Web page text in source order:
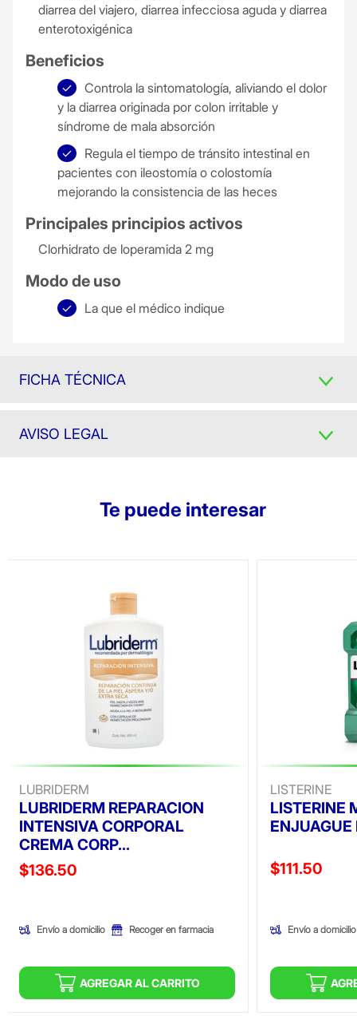
diarrea del viajero, diarrea infecciosa aguda y diarrea
enterotoxigénica
Beneficios
Controla la sintomatología, aliviando el dolor
y la diarrea originada por colon irritable y
síndrome de mala absorción
Regula el tiempo de tránsito intestinal en
pacientes con ileostomía o colostomía
mejorando la consistencia de las heces
Principales principios activos
Clorhidrato de loperamida 2 mg
Modo de uso
La que el médico indique
FICHA TÉCNICA
AVISO LEGAL
Te puede interesar
LUBRIDERM
LUBRIDERM REPARACION
INTENSIVA CORPORAL
CREMA CORP...
Precio reducido de
$136.50
Envío a domicilio Recoger en farmacia
AGREGAR AL CARRITO
LISTERINE
LISTERINE
Precio
$111.50
Envío a domicilio